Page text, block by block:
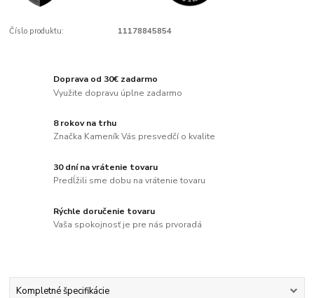
Číslo produktu: 11178845854
Doprava od 30€ zadarmo
Využite dopravu úplne zadarmo
8 rokov na trhu
Značka Kameník Vás presvedčí o kvalite
30 dní na vrátenie tovaru
Predĺžili sme dobu na vrátenie tovaru
Rýchle doručenie tovaru
Vaša spokojnosť je pre nás prvoradá
Kompletné špecifikácie